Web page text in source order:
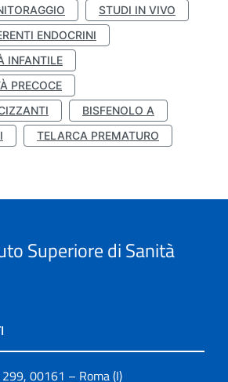
STUDI IN VIVO
ENDOCRINI
INFANTILE
PRECOCE
BISFENOLO A
TELARCA PREMATURO
Superiore di Sanità
00161 – Roma (I)